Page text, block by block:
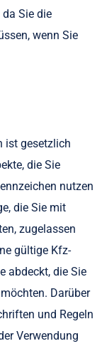
Sie die
wenn Sie
ist gesetzlich
die Sie
nutzen
die Sie mit
zugelassen
gültige Kfz-
abdeckt, die Sie
Darüber
und Regeln
Verwendung